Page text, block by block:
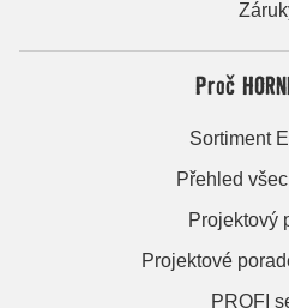
Proč
Sortiment
Přehled
Projektový
Projektové
PROFI